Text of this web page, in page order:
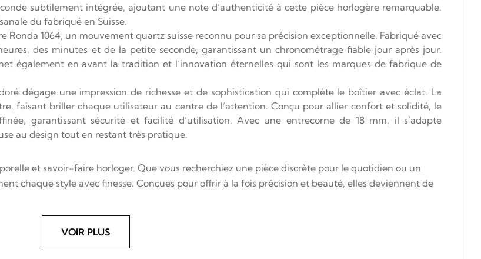
subtilement intégrée, ajoutant une note d’authenticité à cette pièce horlogère remarquable.
du fabriqué en Suisse.
1064, un mouvement quartz suisse reconnu pour sa précision exceptionnelle. Fabriqué avec
des minutes et de la petite seconde, garantissant un chronométrage fiable jour après jour.
également en avant la tradition et l’innovation éternelles qui sont les marques de fabrique de
dégage une impression de richesse et de sophistication qui complète le boîtier avec éclat. La
faisant briller chaque utilisateur au centre de l’attention. Conçu pour allier confort et solidité, le
garantissant sécurité et facilité d’utilisation. Avec une entrecorne de 18 mm, il s’adapte
au design tout en restant très pratique.
et savoir-faire horloger. Que vous recherchiez une pièce discrète pour le quotidien ou un
chaque style avec finesse. Conçues pour offrir à la fois précision et beauté, elles deviennent de
VOIR PLUS